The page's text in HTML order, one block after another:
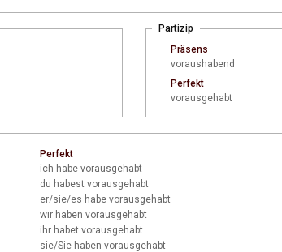
Partizip
Präsens
voraushabend
Perfekt
vorausgehabt
Perfekt
ich habe vorausgehabt
du habest vorausgehabt
er/sie/es habe vorausgehabt
wirhaben vorausgehabt
ihrhabet vorausgehabt
sie/Siehaben vorausgehabt